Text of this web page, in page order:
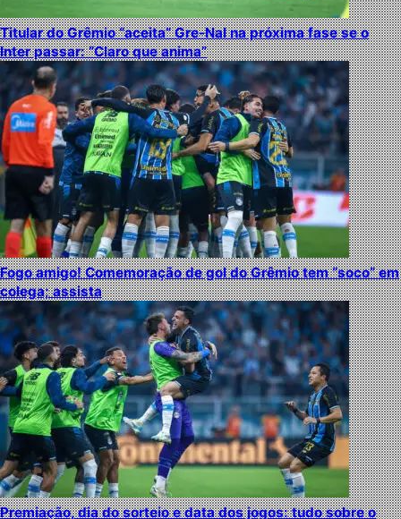
Titular do Grêmio “aceita” Gre-Nal na próxima fase se o
Inter passar: “Claro que anima”
Fogo amigo! Comemoração de gol do Grêmio tem “soco” em
colega; assista
Premiação, dia do sorteio e data dos jogos: tudo sobre o